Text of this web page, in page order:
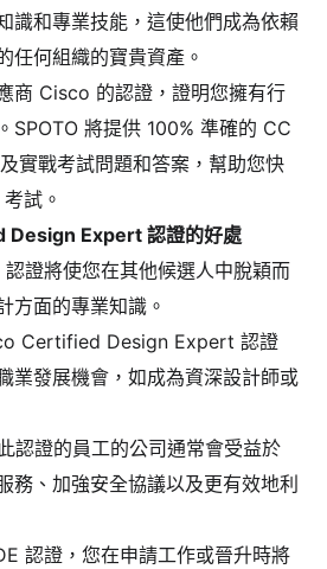
識和專業技能，這使他們成為依賴
任何組織的寶貴資產。
商 Cisco 的認證，證明您擁有行
SPOTO 將提供 100% 準確的 CC
實戰考試問題和答案，幫助您快
試。
Expert 認證的好處
證將使您在其他候選人中脫穎而
方面的專業知識。
Certified Design Expert 認證
業發展機會，如成為資深設計師或
認證的員工的公司通常會受益於
務、加強安全協議以及更有效地利
認證，您在申請工作或晉升時將